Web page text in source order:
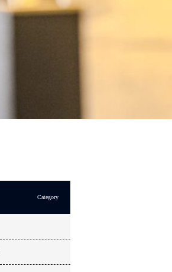
Category